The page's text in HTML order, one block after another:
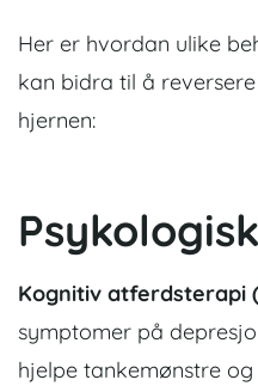
Her er hvordan ulike
kan bidra til å
hjernen:
Kognitiv atferdsterapi
symptomer på
hjelpe tankemønstre